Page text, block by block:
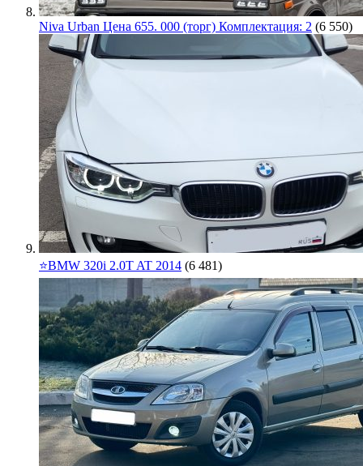
Niva Urban Цена 655. 000 (торг) Комплектация: 2 (6 550)
⭐️BMW 320i 2.0T AT 2014 (6 481)